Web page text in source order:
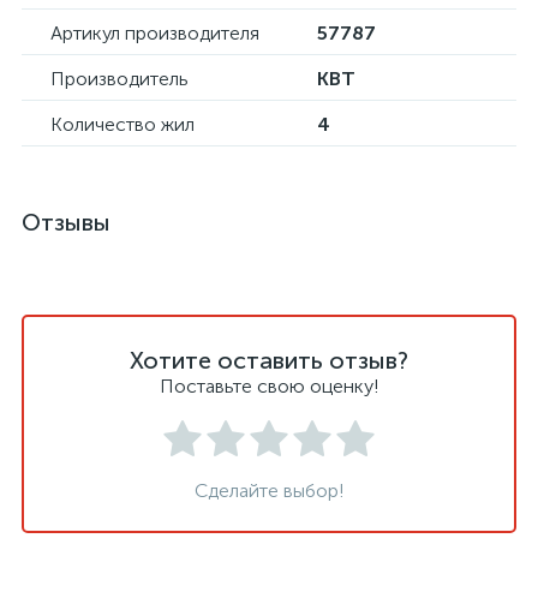
Артикул производителя
57787
Производитель
КВТ
Количество жил
4
Отзывы
Хотите оставить отзыв?
Поставьте свою оценку!
Сделайте выбор!